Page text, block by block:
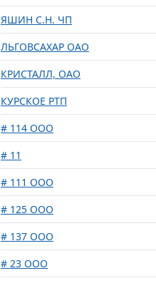
ЯШИН С.Н. ЧП
ЛЬГОВСАХАР ОАО
КРИСТАЛЛ, ОАО
КУРСКОЕ РТП
# 114 ООО
# 11
# 111 ООО
# 125 ООО
# 137 ООО
# 23 ООО